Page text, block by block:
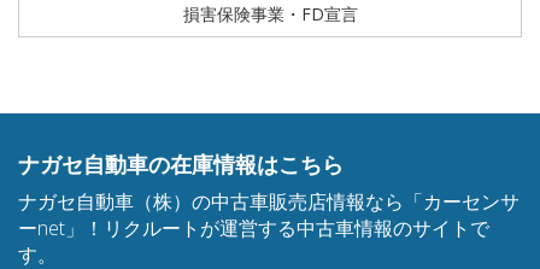
損害保険事業・FD宣言
ナガセ自動車の在庫情報はこちら
ナガセ自動車（株）の中古車販売店情報なら「カーセンサ
ーnet」！リクルートが運営する中古車情報のサイトで
す。